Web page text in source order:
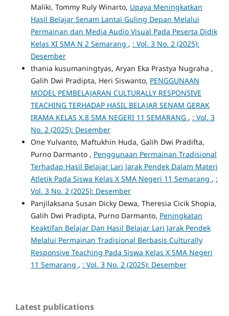
Maliki, Tommy Ruly Winarto, Upaya Meningkatkan
Hasil Belajar Senam Lantai Guling Depan Melalui
Permainan dan Media Audio Visual Pada Peserta Didik
Kelas XI SMA N 2 Semarang , : Vol. 3 No. 2 (2025):
Desember
thania kusumaningtyas, Aryan Eka Prastya Nugraha ,
Galih Dwi Pradipta, Heri Siswanto, PENGGUNAAN
MODEL PEMBELAJARAN CULTURALLY RESPONSIVE
TEACHING TERHADAP HASIL BELAJAR SENAM GERAK
IRAMA KELAS X.8 SMA NEGERI 11 SEMARANG , : Vol. 3
No. 2 (2025): Desember
One Yulvanto, Maftukhin Huda, Galih Dwi Pradifta,
Purno Darmanto , Penggunaan Permainan Tradisional
Terhadap Hasil Belajar Lari Jarak Pendek Dalam Materi
Atletik Pada Siswa Kelas X SMA Negeri 11 Semarang , :
Vol. 3 No. 2 (2025): Desember
Panjilaksana Susan Dicky Dewa, Theresia Cicik Shopia,
Galih Dwi Pradipta, Purno Darmanto, Peningkatan
Keaktifan Belajar Dan Hasil Belajar Lari Jarak Pendek
Melalui Permainan Tradisional Berbasis Culturally
Responsive Teaching Pada Siswa Kelas X SMA Negeri
11 Semarang , : Vol. 3 No. 2 (2025): Desember
Latest publications